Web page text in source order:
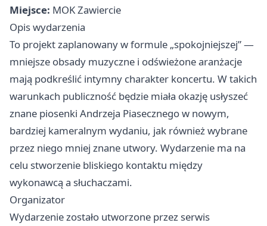
Miejsce: MOK Zawiercie
Opis wydarzenia
To projekt zaplanowany w formule „spokojniejszej” —
mniejsze obsady muzyczne i odświeżone aranżacje
mają podkreślić intymny charakter koncertu. W takich
warunkach publiczność będzie miała okazję usłyszeć
znane piosenki Andrzeja Piasecznego w nowym,
bardziej kameralnym wydaniu, jak również wybrane
przez niego mniej znane utwory. Wydarzenie ma na
celu stworzenie bliskiego kontaktu między
wykonawcą a słuchaczami.
Organizator
Wydarzenie zostało utworzone przez serwis